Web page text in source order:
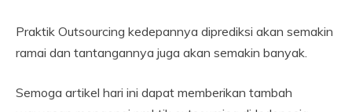
Praktik Outsourcing kedepannya diprediksi akan semakin
ramai dan tantangannya juga akan semakin banyak.
Semoga artikel hari ini dapat memberikan tambah